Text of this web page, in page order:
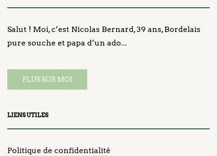
Salut ! Moi, c’est Nicolas Bernard, 39 ans, Bordelais
pure souche et papa d’un ado...
PLUS SUR MOI
LIENS UTILES
Politique de confidentialité